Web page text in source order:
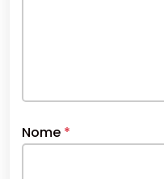
Nome *